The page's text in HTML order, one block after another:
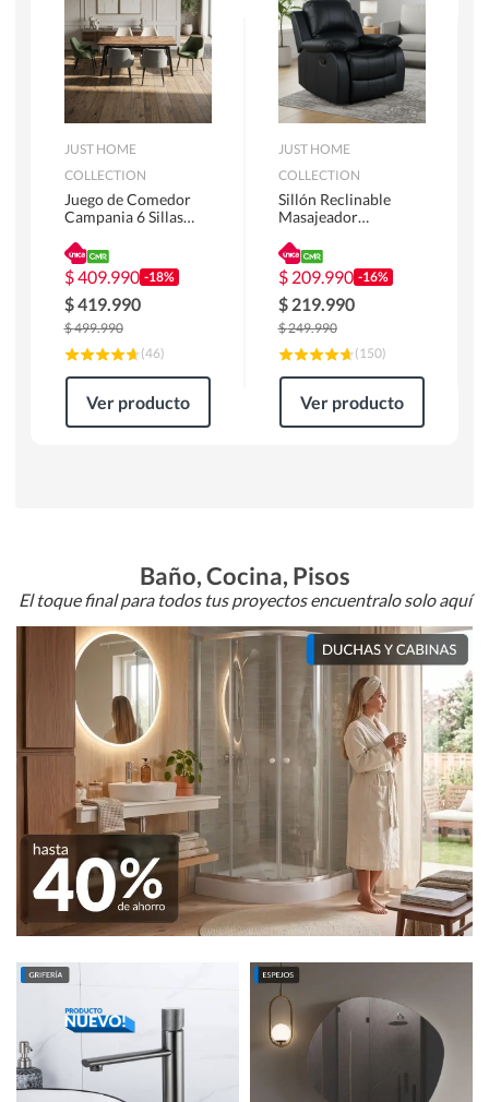
Alfombras
JUST HOME
COLLECTION
Juego de Comedor
Campania 6 Sillas
180 x 90 x 76 cm
Café
$409.990 -18%
$419.990
$499.990
(46)
Ver producto
JUST HOME
COLLECTION
Sillón Reclinable
Masajeador
Atlanta 91x101x94
cm Negro
$ 209.990 -16%
$ 219.990
$249.990
(150)
Ver producto
Baño, Cocina, Pisos
El toque final para todos tus proyectos encuentralo solo aquí